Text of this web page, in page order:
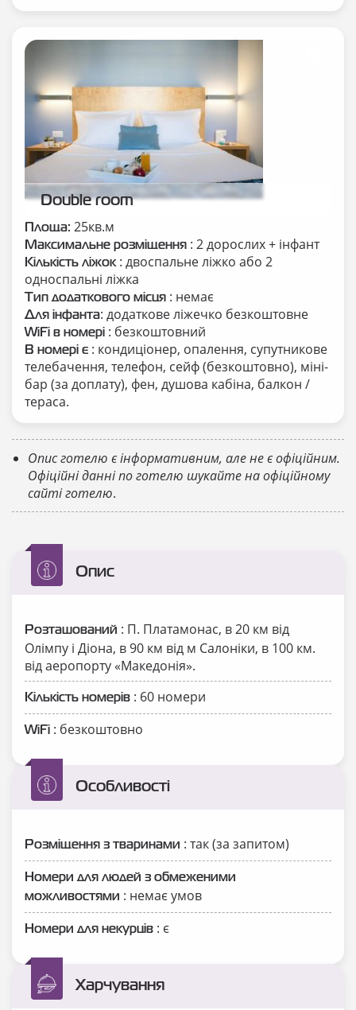
Double room
Площа: 25кв.м
Максимальне розміщення : 2 дорослих + інфант
Кількість ліжок: двоспальне ліжко або 2
односпальні ліжка
Тип додаткового місця : немає
Для інфанта: додаткове ліжечко безкоштовне
WiFi в номері : безкоштовний
В номері є : кондиціонер, опалення, супутникове
телебачення, телефон, сейф (безкоштовно), міні-
бар (за доплату), фен, душова кабіна, балкон /
тераса.
Опис готелю є інформативним, але не є офіційним.
Офіційні данні по готелю шукайте на офіційному
сайті готелю.
Опис
Розташований : П. Платамонас, в 20 км від
Олімпу і Діона, в 90 км від м Салоніки, в 100 км.
від аеропорту «Македонія».
Кількість номерів : 60 номери
WiFi : безкоштовно
Особливості
Розміщення з тваринами : так (за запитом)
Номери для людей з обмеженими
можливостями : немає умов
Номери для некурців : є
Харчування